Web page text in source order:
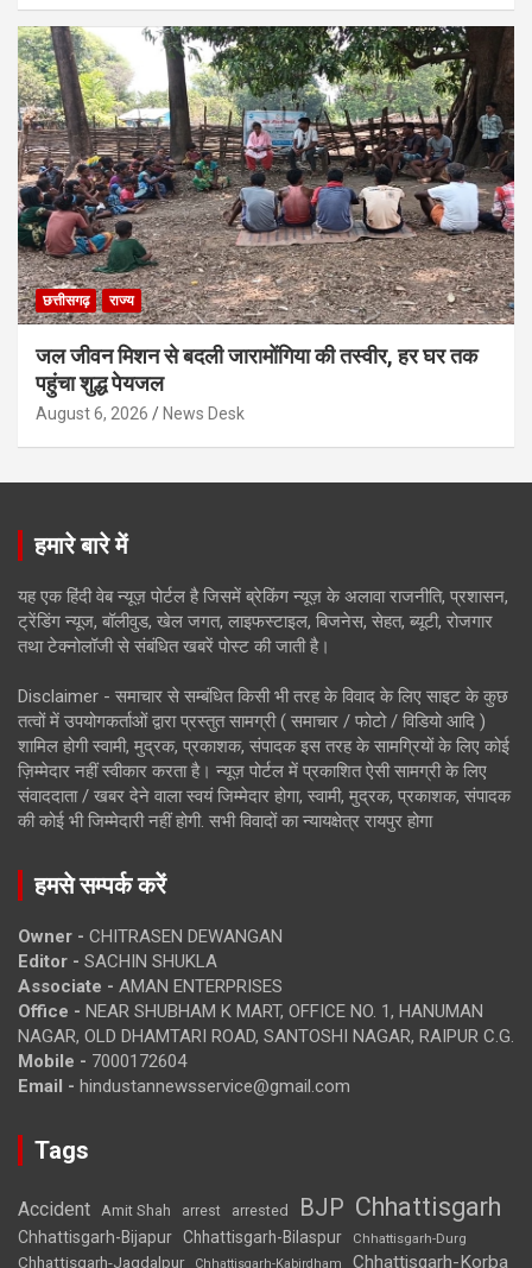
छत्तीसगढ़ राज्य
जल जीवन मिशन से बदली जारामोंगिया की तस्वीर, हर घर तक
पहुंचा शुद्ध पेयजल
August 6, 2026 News Desk
हमारे बारे में
यह एक हिंदी वेब न्यूज़ पोर्टल है जिसमें ब्रेकिंग न्यूज़ के अलावा राजनीति, प्रशासन,
ट्रेंडिंग न्यूज, बॉलीवुड, खेल जगत, लाइफस्टाइल, बिजनेस, सेहत, ब्यूटी, रोजगार
तथा टेक्नोलॉजी से संबंधित खबरें पोस्ट की जाती है।
Disclaimer - समाचार से सम्बंधित किसी भी तरह के विवाद के लिए साइट के कुछ
तत्वों में उपयोगकर्ताओं द्वारा प्रस्तुत सामग्री ( समाचार / फोटो / विडियो आदि )
शामिल होगी स्वामी, मुद्रक, प्रकाशक, संपादक इस तरह के सामग्रियों के लिए कोई
ज़िम्मेदार नहीं स्वीकार करता है। न्यूज़ पोर्टल में प्रकाशित ऐसी सामग्री के लिए
संवाददाता / खबर देने वाला स्वयं जिम्मेदार होगा, स्वामी, मुद्रक, प्रकाशक, संपादक
की कोई भी जिम्मेदारी नहीं होगी. सभी विवादों का न्यायक्षेत्र रायपुर होगा
हमसे सम्पर्क करें
Owner - CHITRASEN DEWANGAN
Editor - SACHIN SHUKLA
Associate - AMAN ENTERPRISES
Office - NEAR SHUBHAM K MART, OFFICE NO. 1, HANUMAN
NAGAR, OLD DHAMTARI ROAD, SANTOSHI NAGAR, RAIPUR C.G.
Mobile - 7000172604
Email - hindustannewsservice@gmail.com
Tags
Accident Amit Shah arrest arrested BJP Chhattisgarh
Chhattisgarh-Bijapur Chhattisgarh-Bilaspur Chhattisgarh-Durg
Chhattisgarh-Jagdalpur Chhattisgarh-Kabirdham Chhattisgarh-Korba